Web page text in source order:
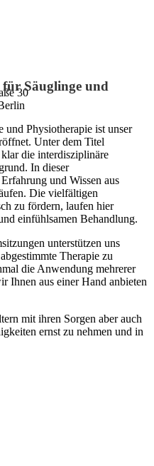
30Säuglinge und
Physiotherapie ist unser
Unter dem Titel
die interdisziplinäre
In dieser
und Wissen aus
Die vielfältigen
zu fördern, laufen hier
einfühlsamen Behandlung.
unterstützen uns
Therapie zu
die Anwendung mehrerer
Ihnen aus einer Hand anbieten
mit ihren Sorgen aber auch
ernst zu nehmen und in